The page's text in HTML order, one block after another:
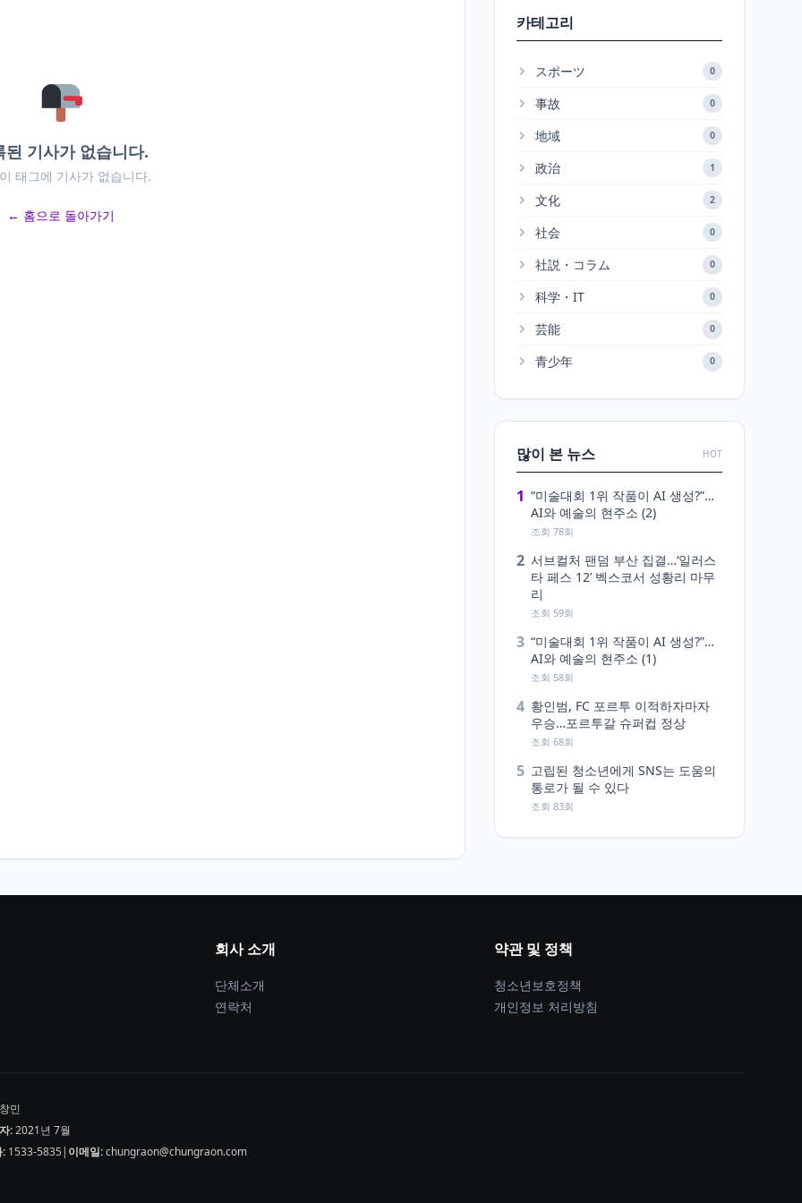
된 기사가 없습니다.
태그에 기사가 없습니다.
← 홈으로 돌아가기
카테고리
スポーツ 0
事故 0
地域 0
政治 1
文化 2
社会 0
社説・コラム 0
科学・IT 0
芸能 0
青少年 0
많이 본 뉴스 HOT
1 “미술대회 1위 작품이 AI 생성?”…
AI와 예술의 현주소 (2)
조회 78회
2 서브컬처 팬덤 부산 집결…‘일러스
타 페스 12’ 벡스코서 성황리 마무
리
조회 59회
3 “미술대회 1위 작품이 AI 생성?”…
AI와 예술의 현주소 (1)
조회 58회
4 황인범, FC 포르투 이적하자마자
우승…포르투갈 슈퍼컵 정상
조회 68회
5 고립된 청소년에게 SNS는 도움의
통로가 될 수 있다
조회 83회
회사 소개
단체소개
연락처
약관 및 정책
청소년보호정책
개인정보 처리방침
민
:2021년 7월
: 1533-5835| 이메일:chungraon@chungraon.com